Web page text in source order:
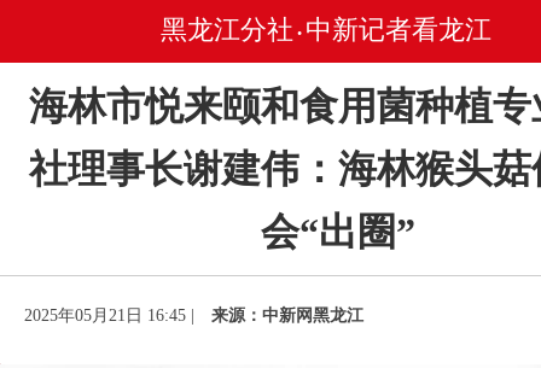
黑龙江分社 • 中新记者看龙江
海林市悦来颐和食用菌种植
社理事长谢建伟：海林猴头
会“出圈”
2025年05月21日 16:45 | 来源：中新网黑龙江